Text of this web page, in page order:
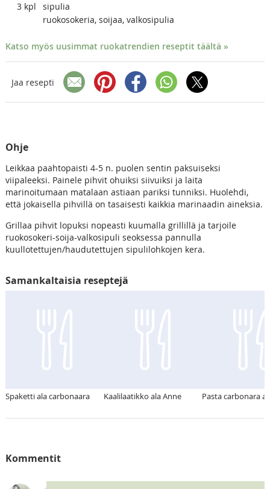
3 kpl
sipulia
ruokosokeria, soijaa, valkosipulia
Katso myös uusimmat ruokatrendien reseptit täältä »
Jaa resepti
Ohje
Leikkaa paahtopaisti 4-5 n. puolen sentin paksuiseksi
viipaleeksi. Painele pihvit ohuiksi siivuiksi ja laita
marinoitumaan matalaan astiaan pariksi tunniksi. Huolehdi,
että jokaisella pihvillä on tasaisesti kaikkia marinaadin aineksia.
Grillaa pihvit lopuksi nopeasti kuumalla grillillä ja tarjoile
ruokosokeri-soija-valkosipuli seoksessa pannulla
kuullotettujen/haudutettujen sipulilohkojen kera.
Samankaltaisia reseptejä
Spaketti ala carbonaara Kaalilaatikko ala Anne Pasta carbonara
Kommentit